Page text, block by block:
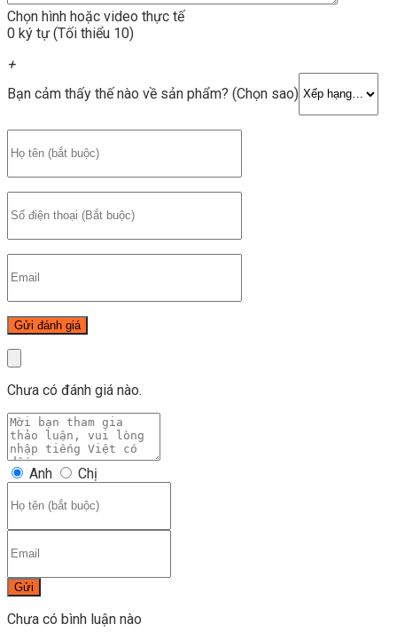
Chọn hình hoặc video thực tế
0 ký tự (Tối thiểu 10)
+
Bạn cảm thấy thế nào về sản phẩm? (Chọn sao)
Chưa có đánh giá nào.
Anh Chị
Gửi
Chưa có bình luận nào